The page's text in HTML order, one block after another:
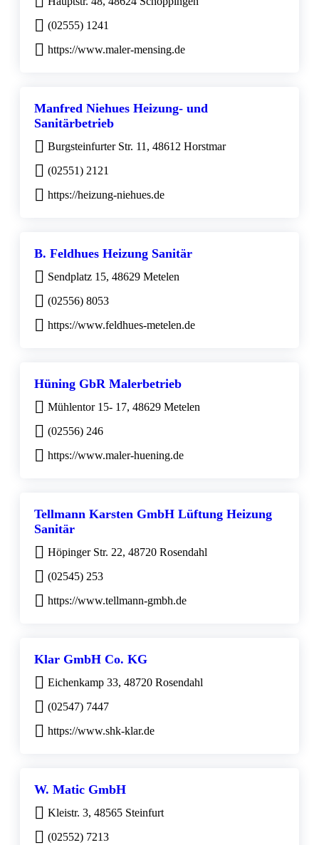
(02555) 1241
https://www.maler-mensing.de
Manfred Niehues Heizung- und
Sanitärbetrieb
Burgsteinfurter Str. 11, 48612 Horstmar
(02551) 2121
https://heizung-niehues.de
B. Feldhues Heizung Sanitär
Sendplatz 15, 48629 Metelen
(02556) 8053
https://www.feldhues-metelen.de
Hüning GbR Malerbetrieb
Mühlentor 15- 17, 48629 Metelen
(02556) 246
https://www.maler-huening.de
Tellmann Karsten GmbH Lüftung Heizung
Sanitär
Höpinger Str. 22, 48720 Rosendahl
(02545) 253
https://www.tellmann-gmbh.de
Klar GmbH Co. KG
Eichenkamp 33, 48720 Rosendahl
(02547) 7447
https://www.shk-klar.de
W. Matic GmbH
Kleistr. 3, 48565 Steinfurt
(02552) 7213